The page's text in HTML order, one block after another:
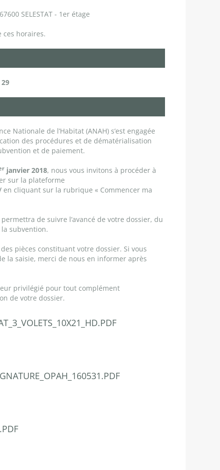
SELESTAT - 1er étage
ces horaires.
Nationale de l’Habitat (ANAH) s’est engagée
des procédures et de dématérialisation
et de paiement.
janvier 2018, nous vous invitons à procéder à
sur la plateforme
en cliquant sur la rubrique « Commencer ma
de suivre l’avancé de votre dossier, du
subvention.
pièces constituant votre dossier. Si vous
la saisie, merci de nous en informer après
privilégié pour tout complément
de votre dossier.